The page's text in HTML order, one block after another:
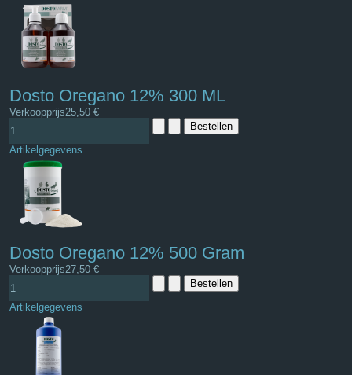
Dosto Oregano 12% 300 ML
Verkoopprijs25,50 €
Artikelgegevens
Dosto Oregano 12% 500 Gram
Verkoopprijs27,50 €
Artikelgegevens